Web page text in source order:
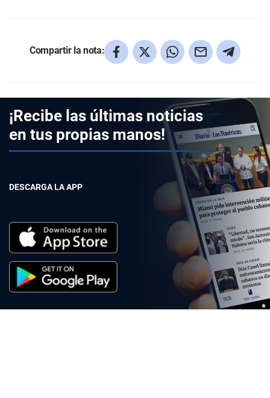
Compartir la nota:
¡Recibe las últimas noticias
en tus propias manos!
DESCARGA LA APP